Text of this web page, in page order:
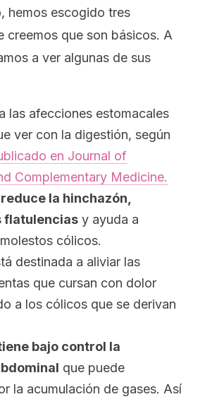
hemos escogido tres
creemos que son básicos. A
a ver algunas de sus
las afecciones estomacales
ver con la digestión, según
en Journal of
Complementary Medicine.
reduce la hinchazón,
flatulencias y ayuda a
cólicos.
destinada a aliviar las
que cursan con dolor
a los cólicos que se derivan
bajo control la
que puede
la acumulación de gases. Así